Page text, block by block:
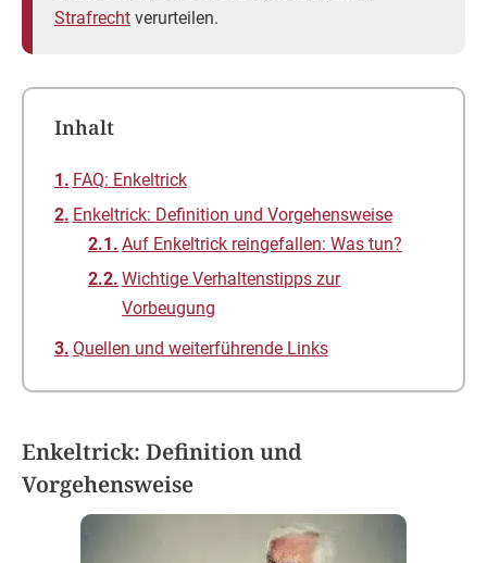
Strafrecht verurteilen.
Inhalt
FAQ: Enkeltrick
Enkeltrick: Definition und Vorgehensweise
Auf Enkeltrick reingefallen: Was tun?
Wichtige Verhaltenstipps zur
Vorbeugung
Quellen und weiterführende Links
Enkeltrick: Definition und
Vorgehensweise